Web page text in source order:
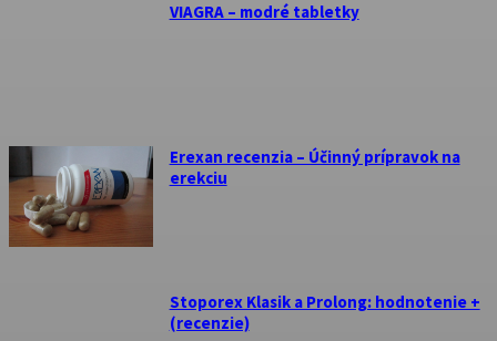
VIAGRA – modré tabletky
Erexan recenzia – Účinný prípravok na
erekciu
Stoporex Klasik a Prolong: hodnotenie +
(recenzie)